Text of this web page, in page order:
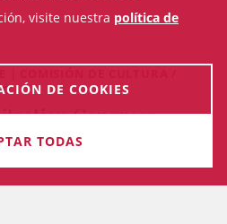
Congress
visite nuestra política de
DE COOKIES
TODAS